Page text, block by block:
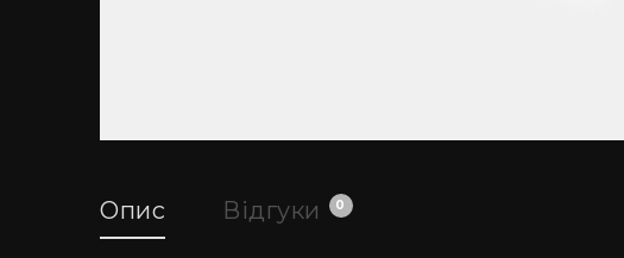
Опис Відгуки 0